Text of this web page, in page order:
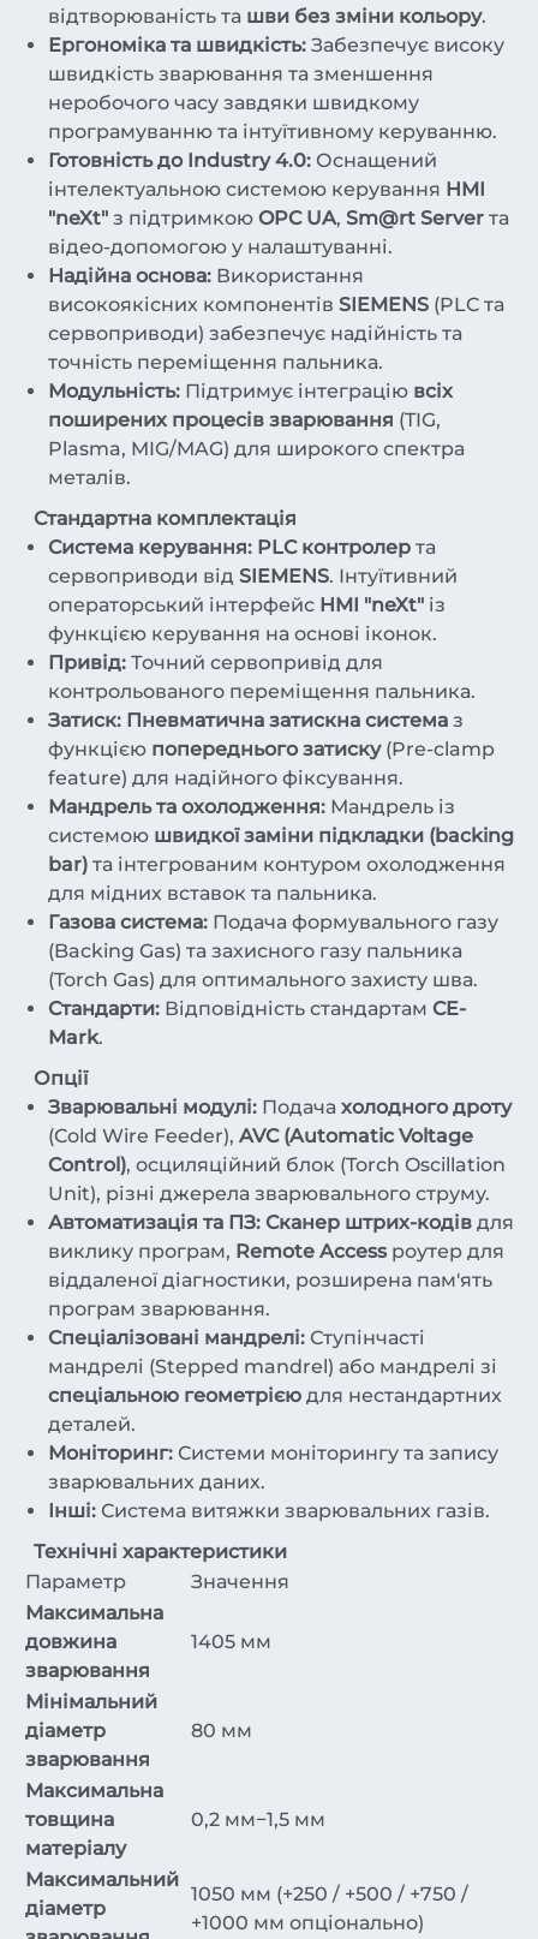
відтворюваність та шви без зміни кольору.
Ергономіка та швидкість: Забезпечує високу
швидкість зварювання та зменшення
неробочого часу завдяки швидкому
програмуванню та інтуїтивному керуванню.
Готовність до Industry 4.0: Оснащений
інтелектуальною системою керування HMI
"neXt" з підтримкою OPC UA, Sm@rt Server та
відео-допомогою у налаштуванні.
Надійна основа: Використання
високоякісних компонентів SIEMENS (PLC та
сервоприводи) забезпечує надійність та
точність переміщення пальника.
Модульність: Підтримує інтеграцію всіх
поширених процесів зварювання (TIG,
Plasma, MIG/MAG) для широкого спектра
металів.
Стандартна комплектація
Система керування: PLC контролер та
сервоприводи від SIEMENS. Інтуїтивний
операторський інтерфейс HMI "neXt" із
функцією керування на основі іконок.
Привід: Точний сервопривід для
контрольованого переміщення пальника.
Затиск: Пневматична затискна система з
функцією попереднього затиску(Pre-clamp
feature) для надійного фіксування.
Мандрель та охолодження: Мандрель із
системою швидкої заміни підкладки (backing
bar) та інтегрованим контуром охолодження
для мідних вставок та пальника.
Газова система: Подача формувального газу
(Backing Gas) та захисного газу пальника
(Torch Gas) для оптимального захисту шва.
Стандарти: Відповідність стандартам CE-
Mark.
Опції
Зварювальні модулі: Подача холодного дроту
(Cold Wire Feeder), AVC (Automatic Voltage
Control), осциляційний блок (Torch Oscillation
Unit), різні джерела зварювального струму.
Автоматизація та ПЗ: Сканер штрих-кодів для
виклику програм, Remote Accessроутер для
віддаленої діагностики, розширена пам'ять
програм зварювання.
Спеціалізовані мандрелі: Ступінчасті
мандрелі (Stepped mandrel) або мандрелі зі
спеціальною геометрією для нестандартних
деталей.
Моніторинг: Системи моніторингу та запису
зварювальних даних.
Інші: Система витяжки зварювальних газів.
Технічні характеристики
Параметр
Значення
Максимальна
довжина
зварювання
1405 мм
Мінімальний
діаметр
зварювання
80 мм
Максимальна
товщина
матеріалу
0,2 мм−1,5 мм
Максимальний
діаметр
1050 мм (+250 / +500 / +750 /
+1000 мм опціонально)